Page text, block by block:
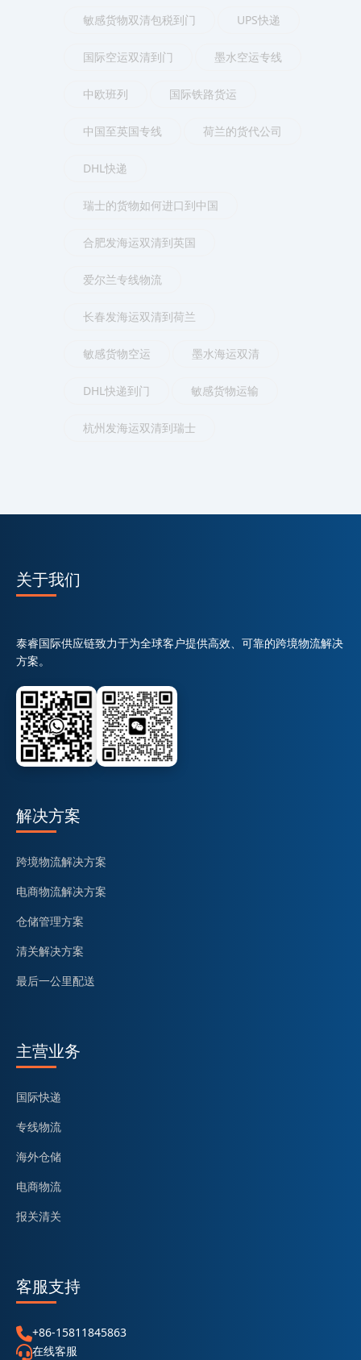
敏感货物双清包税到门 UPS快递
国际空运双清到门 墨水空运专线
中欧班列 国际铁路货运
中国至英国专线 荷兰的货代公司
DHL快递
瑞士的货物如何进口到中国
合肥发海运双清到英国
爱尔兰专线物流
长春发海运双清到荷兰
敏感货物空运 墨水海运双清
DHL快递到门 敏感货物运输
杭州发海运双清到瑞士
关于我们
泰睿国际供应链致力于为全球客户提供高效、可靠的跨境物流解决
方案。
解决方案
跨境物流解决方案
电商物流解决方案
仓储管理方案
清关解决方案
最后一公里配送
主营业务
国际快递
专线物流
海外仓储
电商物流
报关清关
客服支持
+86-15811845863
在线客服